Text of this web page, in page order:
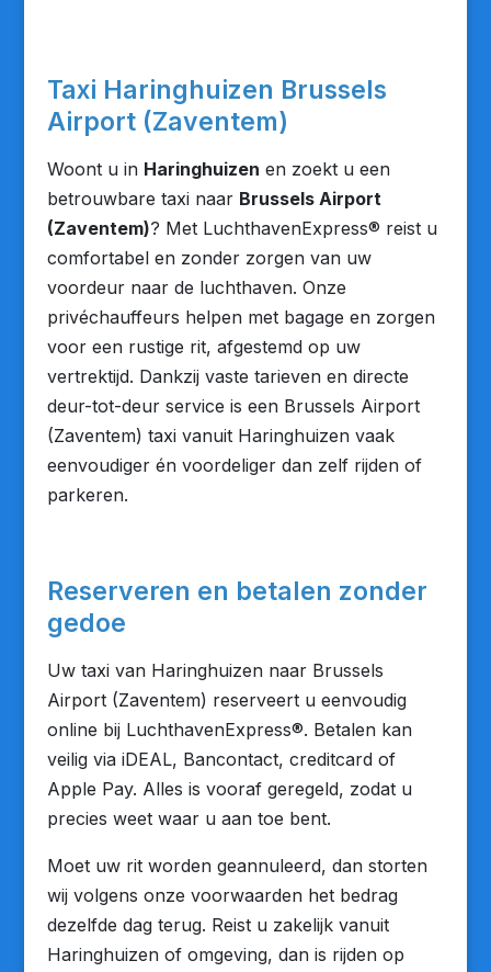
Taxi Haringhuizen Brussels
Airport (Zaventem)
Woont u in Haringhuizen en zoekt u een
betrouwbare taxi naar Brussels Airport
(Zaventem)? Met LuchthavenExpress® reist u
comfortabel en zonder zorgen van uw
voordeur naar de luchthaven. Onze
privéchauffeurs helpen met bagage en zorgen
voor een rustige rit, afgestemd op uw
vertrektijd. Dankzij vaste tarieven en directe
deur-tot-deur service is een Brussels Airport
(Zaventem) taxi vanuit Haringhuizen vaak
eenvoudiger én voordeliger dan zelf rijden of
parkeren.
Reserveren en betalen zonder
gedoe
Uw taxi van Haringhuizen naar Brussels
Airport (Zaventem) reserveert u eenvoudig
online bij LuchthavenExpress®. Betalen kan
veilig via iDEAL, Bancontact, creditcard of
Apple Pay. Alles is vooraf geregeld, zodat u
precies weet waar u aan toe bent.
Moet uw rit worden geannuleerd, dan storten
wij volgens onze voorwaarden het bedrag
dezelfde dag terug. Reist u zakelijk vanuit
Haringhuizen of omgeving, dan is rijden op